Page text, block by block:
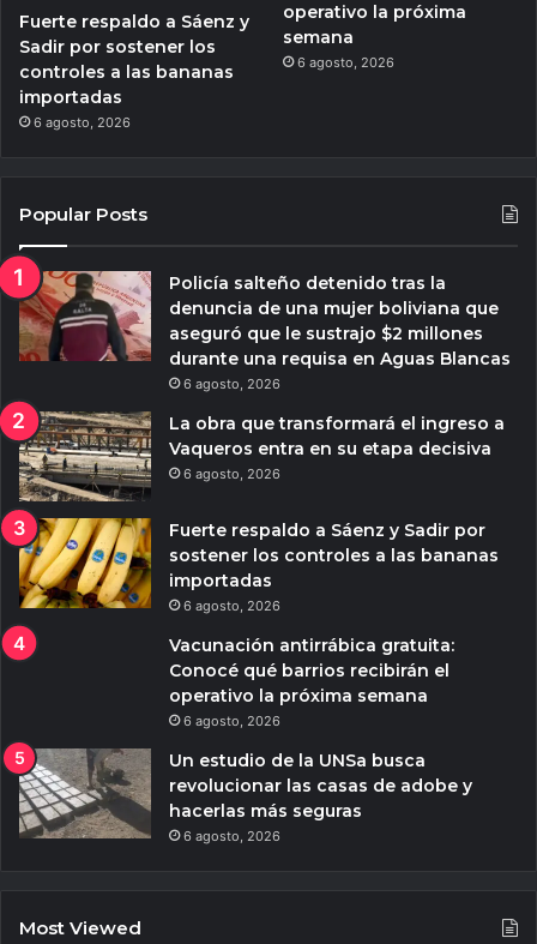
Fuerte respaldo a Sáenz y
Sadir por sostener los
controles a las bananas
importadas
6 agosto, 2026
operativo la próxima
semana
6 agosto, 2026
Popular Posts
Policía salteño detenido tras la
denuncia de una mujer boliviana que
aseguró que le sustrajo $2 millones
durante una requisa en Aguas Blancas
6 agosto, 2026
La obra que transformará el ingreso a
Vaqueros entra en su etapa decisiva
6 agosto, 2026
Fuerte respaldo a Sáenz y Sadir por
sostener los controles a las bananas
importadas
6 agosto, 2026
Vacunación antirrábica gratuita:
Conocé qué barrios recibirán el
operativo la próxima semana
6 agosto, 2026
Un estudio de la UNSa busca
revolucionar las casas de adobe y
hacerlas más seguras
6 agosto, 2026
Most Viewed